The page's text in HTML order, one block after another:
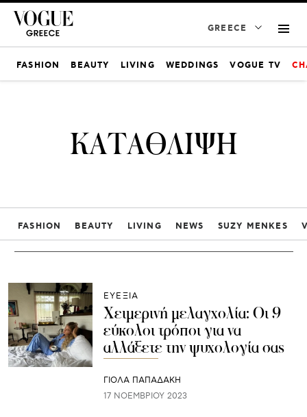
GREECE
FASHION BEAUTY LIVING WEDDINGS VOGUE TV
ΚΑΤΑΘΛΙΨΗ
FASHION BEAUTY LIVING NEWS SUZY MENKES
ΕΥΕΞΙΑ
Χειμερινή μελαγχολία: Οι 9
εύκολοι τρόποι για να
αλλάξετε την ψυχολογία σας
ΓΙΌΛΑ ΠΑΠΑΔΆΚΗ
17 ΝΟΕΜΒΡΊΟΥ 2023